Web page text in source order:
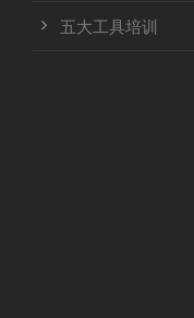
五大工具培训